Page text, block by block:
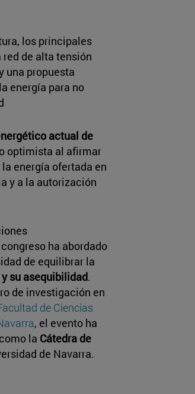
los principales
de alta tensión
una propuesta
energía para no
actual de
optimista al afirmar
energía ofertada en
y a la autorización
ha abordado
de equilibrar la
su asequibilidad.
de investigación en
de Ciencias
, el evento ha
la Cátedra de
de Navarra.